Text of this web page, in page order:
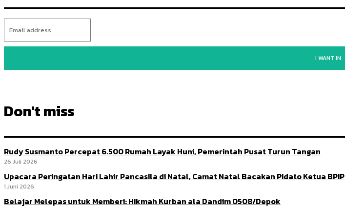
I WANT IN
Don't miss
Rudy Susmanto Percepat 6.500 Rumah Layak Huni, Pemerintah Pusat Turun Tangan
26 Juli 2026
Upacara Peringatan Hari Lahir Pancasila di Natal, Camat Natal Bacakan Pidato Ketua BPIP
1 Juni 2026
Belajar Melepas untuk Memberi: Hikmah Kurban ala Dandim 0508/Depok